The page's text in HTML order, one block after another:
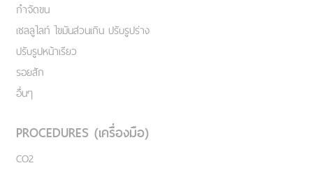
กำจัดขน
เชลลูไลท์ ไขมันส่วนเกิน ปรับรูปร่าง
ปรับรูปหน้าเรียว
รอยสัก
อื่นๆ
PROCEDURES (เครื่องมือ)
CO2